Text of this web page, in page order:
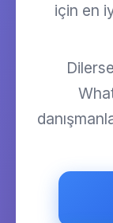
için en